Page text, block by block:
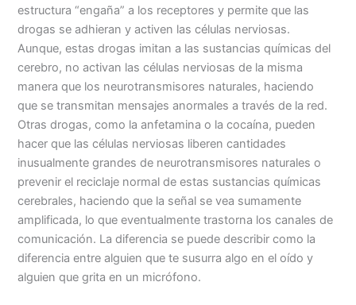
estructura “engaña” a los receptores y permite que las
drogas se adhieran y activen las células nerviosas.
Aunque, estas drogas imitan a las sustancias químicas del
cerebro, no activan las células nerviosas de la misma
manera que los neurotransmisores naturales, haciendo
que se transmitan mensajes anormales a través de la red.
Otras drogas, como la anfetamina o la cocaína, pueden
hacer que las células nerviosas liberen cantidades
inusualmente grandes de neurotransmisores naturales o
prevenir el reciclaje normal de estas sustancias químicas
cerebrales, haciendo que la señal se vea sumamente
amplificada, lo que eventualmente trastorna los canales de
comunicación. La diferencia se puede describir como la
diferencia entre alguien que te susurra algo en el oído y
alguien que grita en un micrófono.